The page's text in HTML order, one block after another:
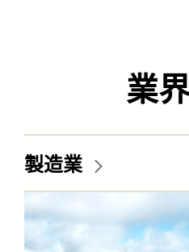
業
製造業